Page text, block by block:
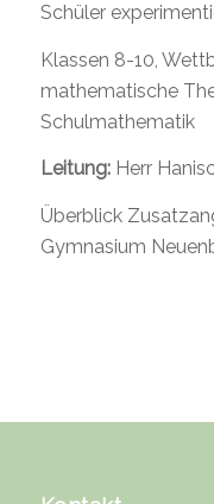
Schüler
Klassen 8-10,
mathematische
Schulmathematik
Leitung:Herr
Überblick
Gymnasium